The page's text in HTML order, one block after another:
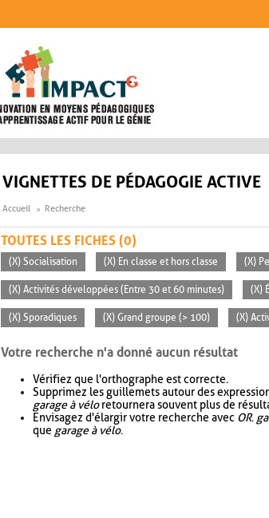
VIGNETTES DE PÉDAGOGIE ACTIVE
Accueil Recherche
TOUTES LES FICHES (0)
(X) Socialisation (X) En classe et hors classe (X)
(X) Activités développées (Entre 30 et 60 minutes) (X)
(X) Sporadiques (X) Grand groupe (> 100) (X)
Votre recherche n'a donné aucun résultat
Vérifiez que l'orthographe est correcte.
Supprimez les guillemets autour des
garage à véloretournera souvent plus de
Envisagez d'élargir votre recherche avec OR.
que garage à vélo.